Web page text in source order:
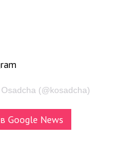
(@kosadcha)
Google News